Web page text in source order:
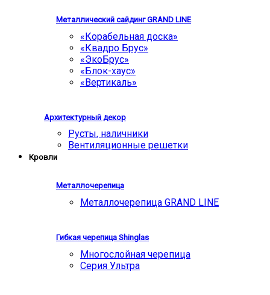
Металлический сайдинг GRAND LINE
«Корабельная доска»
«Квадро Брус»
«ЭкоБрус»
«Блок-хаус»
«Вертикаль»
Архитектурный декор
Русты, наличники
Вентиляционные решетки
Кровли
Металлочерепица
Металлочерепица GRAND LINE
Гибкая черепица Shinglas
Многослойная черепица
Серия Ультра